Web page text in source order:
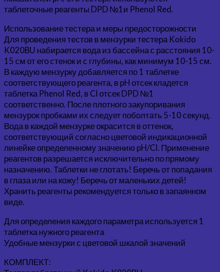
таблеточные реагенты DPD №1и Phenol Red.
Использование тестера и меры предосторожности
Для проведения тестов в мензурки тестера Kokido
K020BU набирается вода из бассейна с расстояния 10-
15 см от его стенок и с глубины, как минимум 10-15 см.
В каждую мензурку добавляется по 1 таблетке
соответствующего реагента, в pH отсек кладется
таблетка Phenol Red, в Cl отсек DPD №1
соответственно. После плотного закупоривания
мензурок пробками их следует поболтать 5-10 секунд.
Вода в каждой мензурке окрасится в оттенок,
соответствующий согласно цветовой индикационной
линейке определенному значению pH/Cl. Применение
реагентов разрешается исключительно по прямому
назначению. Таблетки не глотать! Беречь от попадания
в глаза или на кожу! Беречь от маленьких детей!
Хранить реагенты рекомендуется только в запаянном
виде.
Для определения каждого параметра используется 1
таблетка нужного реагента
Удобные мензурки с цветовой шкалой значений
КОМПЛЕКТ: